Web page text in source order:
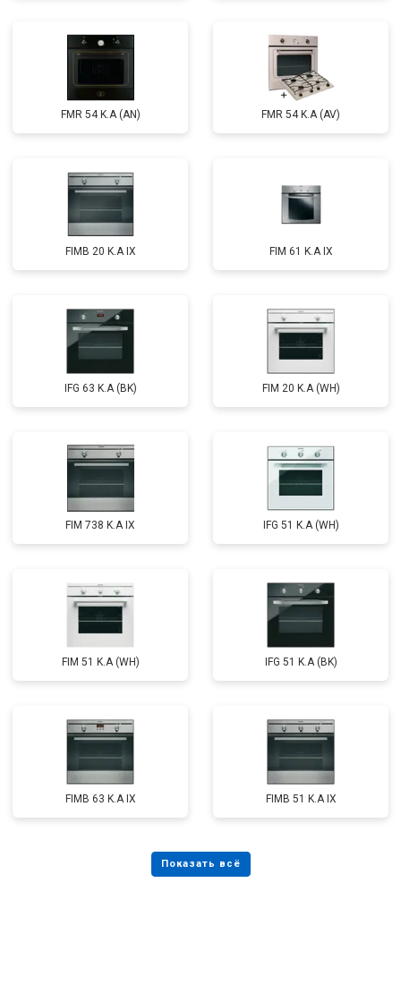
FMR 54 K.A (AN) FMR 54 K.A (AV)
FIMB 20 K.A IX FIM 61 K.A IX
IFG 63 K.A (BK) FIM 20 K.A (WH)
FIM 738 K.A IX IFG 51 K.A (WH)
FIM 51 K.A (WH) IFG 51 K.A (BK)
FIMB 63 K.A IX FIMB 51 K.A IX